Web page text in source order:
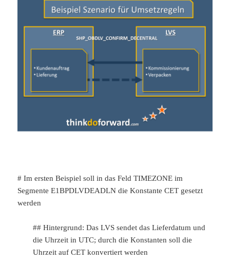
# Im ersten Beispiel soll in das Feld TIMEZONE im
Segmente E1BPDLVDEADLN die Konstante CET gesetzt
werden
## Hintergrund: Das LVS sendet das Lieferdatum und
die Uhrzeit in UTC; durch die Konstanten soll die
Uhrzeit auf CET konvertiert werden